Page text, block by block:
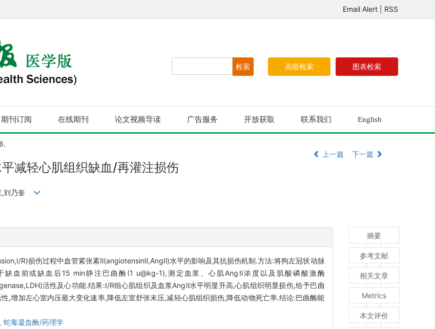
Email Alert RSS
图表检索
高级检索
期刊订阅 在线期刊 论文视频导读 广告服务 开放获取 联系我们 English
上一篇 下一篇
减轻心肌组织缺血/再灌注损伤
,刘乃奎
R)损伤过程中血管紧张素Ⅱ(angiotensinⅡ,AngⅡ)水平的影响及其抗损伤机制.方法:将狗左冠状动脉
血前或缺血后15 min静注巴曲酶(1 u@kg-1),测定血浆、心肌AngⅡ浓度以及肌酸磷酸激酶
活性及心功能.结果:I/R组心肌组织及血浆AngⅡ水平明显升高,心肌组织明显损伤,给予巴曲
,增加左心室内压最大变化速率,降低左室舒张末压,减轻心肌组织损伤,降低动物死亡率.结论:巴曲酶能
蛇毒凝血酶/药理学
摘要
参考文献
相关文章
Metrics
本文评价